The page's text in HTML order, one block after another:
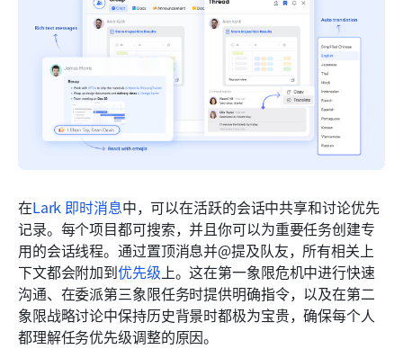
在Lark 即时消息中，可以在活跃的会话中共享和讨论优先
记录。每个项目都可搜索，并且你可以为重要任务创建专
用的会话线程。通过置顶消息并@提及队友，所有相关上
下文都会附加到优先级上。这在第一象限危机中进行快速
沟通、在委派第三象限任务时提供明确指令，以及在第二
象限战略讨论中保持历史背景时都极为宝贵，确保每个人
都理解任务优先级调整的原因。